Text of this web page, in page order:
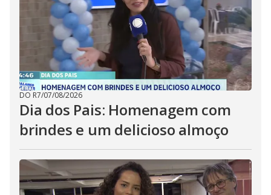
DO R7/07/08/2026
Dia dos Pais: Homenagem com
brindes e um delicioso almoço